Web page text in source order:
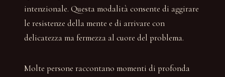
intenzionale. Questa modalità consente di aggirare
le resistenze della mente e di arrivare con
delicatezza ma fermezza al cuore del problema.
Molte persone raccontano momenti di profonda